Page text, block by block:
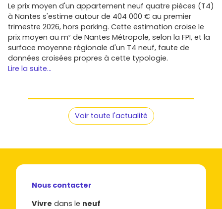
Le prix moyen d'un appartement neuf quatre pièces (T4)
à Nantes s'estime autour de 404 000 € au premier
trimestre 2026, hors parking. Cette estimation croise le
prix moyen au m² de Nantes Métropole, selon la FPI, et la
surface moyenne régionale d'un T4 neuf, faute de
données croisées propres à cette typologie.
Lire la suite...
Voir toute l'actualité
Nous contacter
Vivre dans le neuf